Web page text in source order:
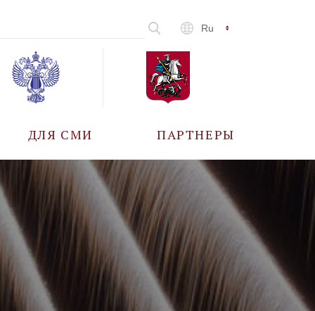
Ru
ДЛЯ СМИ
АККРЕДИТАЦИЯ
ПАРТНЕРЫ